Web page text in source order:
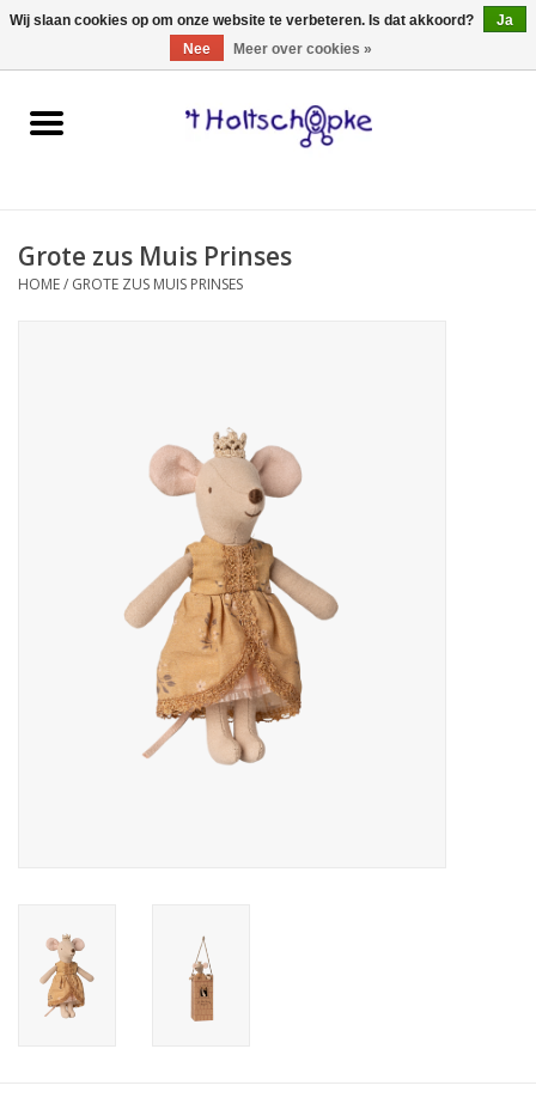
0 Artikelen - €0,00
Home
spellen
Grote zus Muis Prinses
HOME/ GROTE ZUS MUIS PRINSES
Wij slaan cookies op om onze website te verbeteren. Is dat akkoord?
Ja
Nee
Meer over cookies »